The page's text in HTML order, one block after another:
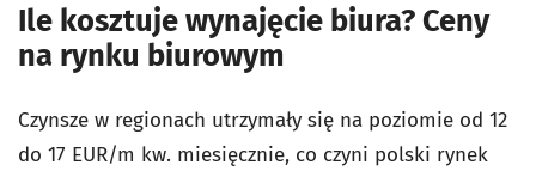
Ile kosztuje wynajęcie biura? Ceny
na rynku biurowym
Czynsze w regionach utrzymały się na poziomie od 12
do 17 EUR/m kw. miesięcznie, co czyni polski rynek